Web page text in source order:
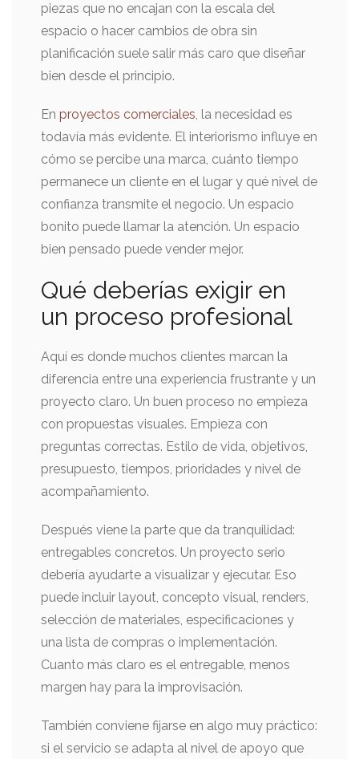
piezas que no encajan con la escala del
espacio o hacer cambios de obra sin
planificación suele salir más caro que diseñar
bien desde el principio.
En proyectos comerciales, la necesidad es
todavía más evidente. El interiorismo influye en
cómo se percibe una marca, cuánto tiempo
permanece un cliente en el lugar y qué nivel de
confianza transmite el negocio. Un espacio
bonito puede llamar la atención. Un espacio
bien pensado puede vender mejor.
Qué deberías exigir en
un proceso profesional
Aquí es donde muchos clientes marcan la
diferencia entre una experiencia frustrante y un
proyecto claro. Un buen proceso no empieza
con propuestas visuales. Empieza con
preguntas correctas. Estilo de vida, objetivos,
presupuesto, tiempos, prioridades y nivel de
acompañamiento.
Después viene la parte que da tranquilidad:
entregables concretos. Un proyecto serio
debería ayudarte a visualizar y ejecutar. Eso
puede incluir layout, concepto visual, renders,
selección de materiales, especificaciones y
una lista de compras o implementación.
Cuanto más claro es el entregable, menos
margen hay para la improvisación.
También conviene fijarse en algo muy práctico:
si el servicio se adapta al nivel de apoyo que